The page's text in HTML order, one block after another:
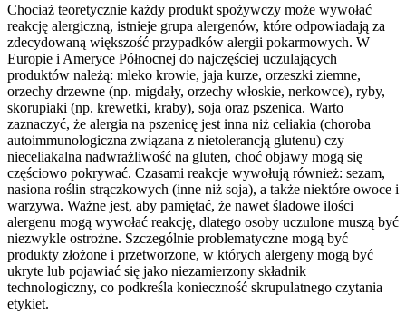
Chociaż teoretycznie każdy produkt spożywczy może wywołać
reakcję alergiczną, istnieje grupa alergenów, które odpowiadają za
zdecydowaną większość przypadków alergii pokarmowych. W
Europie i Ameryce Północnej do najczęściej uczulających
produktów należą: mleko krowie, jaja kurze, orzeszki ziemne,
orzechy drzewne (np. migdały, orzechy włoskie, nerkowce), ryby,
skorupiaki (np. krewetki, kraby), soja oraz pszenica. Warto
zaznaczyć, że alergia na pszenicę jest inna niż celiakia (choroba
autoimmunologiczna związana z nietolerancją glutenu) czy
nieceliakalna nadwrażliwość na gluten, choć objawy mogą się
częściowo pokrywać. Czasami reakcje wywołują również: sezam,
nasiona roślin strączkowych (inne niż soja), a także niektóre owoce i
warzywa. Ważne jest, aby pamiętać, że nawet śladowe ilości
alergenu mogą wywołać reakcję, dlatego osoby uczulone muszą być
niezwykle ostrożne. Szczególnie problematyczne mogą być
produkty złożone i przetworzone, w których alergeny mogą być
ukryte lub pojawiać się jako niezamierzony składnik
technologiczny, co podkreśla konieczność skrupulatnego czytania
etykiet.